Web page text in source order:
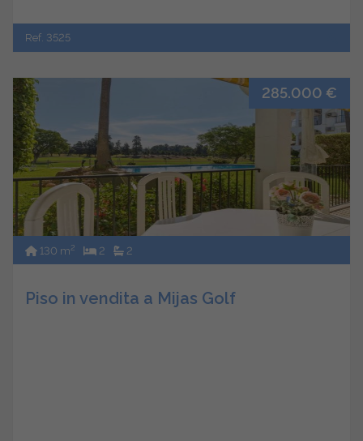
Ref. 3525
285.000 €
130 m2 2 2
Piso in vendita a Mijas Golf